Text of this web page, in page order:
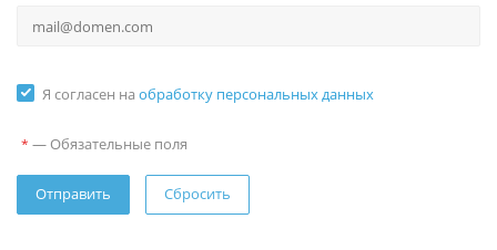
Я согласен на обработку персональных данных
* — Обязательные поля
Сбросить